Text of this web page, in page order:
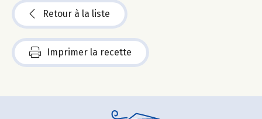
Retour à la liste
Imprimer la recette